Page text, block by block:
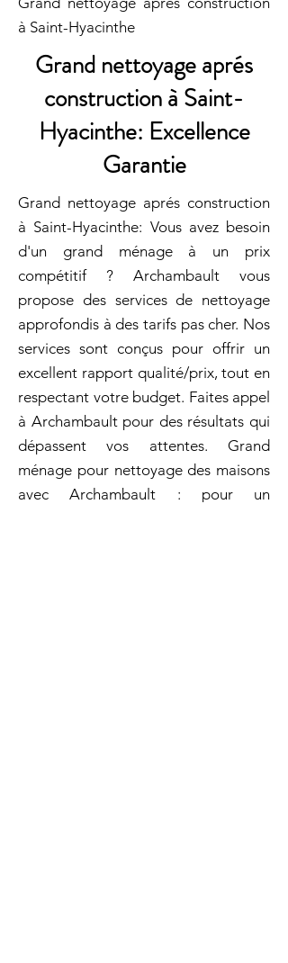
à Saint-Hyacinthe
Grand nettoyage aprés
construction à Saint-
Hyacinthe: Excellence
Garantie
Grand nettoyage aprés construction
à Saint-Hyacinthe: Vous avez besoin
d'un grand ménage à un prix
compétitif ? Archambault vous
propose des services de nettoyage
approfondis à des tarifs pas cher. Nos
services sont conçus pour offrir un
excellent rapport qualité/prix, tout en
respectant votre budget. Faites appel
à Archambault pour des résultats qui
dépassent vos attentes. Grand
ménage pour nettoyage des maisons
avec Archambault : pour un